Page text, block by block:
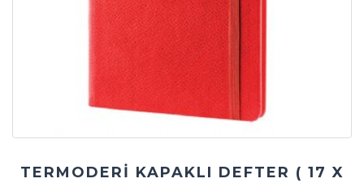
TERMODERİ KAPAKLI DEFTER ( 17 X